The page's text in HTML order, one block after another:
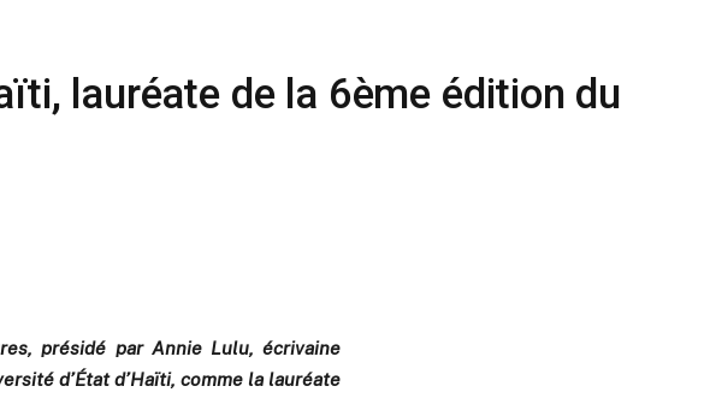
lauréate de la 6ème édition du
présidé par Annie Lulu, écrivaine
d’État d’Haïti, comme la lauréate